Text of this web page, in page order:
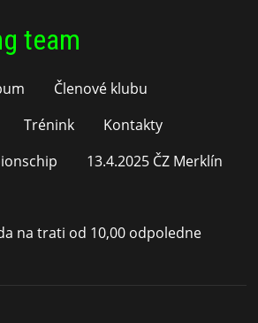
team
Členové klubu
Trénink
Kontakty
13.4.2025 ČZ Merklín
na trati od 10,00 odpoledne